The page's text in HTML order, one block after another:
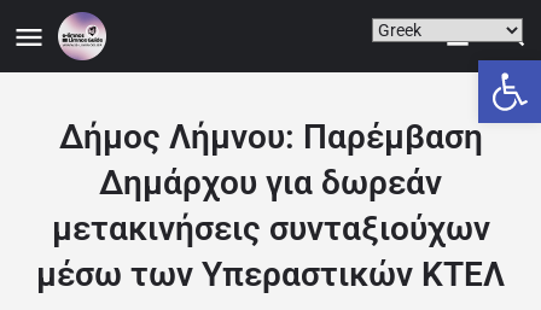
Δήμος Λήμνου: Παρέμβαση
Δημάρχου για δωρεάν
μετακινήσεις συνταξιούχων
μέσω των Υπεραστικών ΚΤΕΛ